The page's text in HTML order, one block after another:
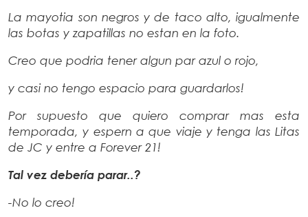
La mayotia son negros y de taco alto, igualmente
las botas y zapatillas no estan en la foto.
Creo que podria tener algun par azul o rojo,
y casi no tengo espacio para guardarlos!
Por supuesto que quiero comprar mas esta
temporada, y espern a que viaje y tenga las Litas
de JC y entre a Forever 21!
Tal vez debería parar..?
-No lo creo!